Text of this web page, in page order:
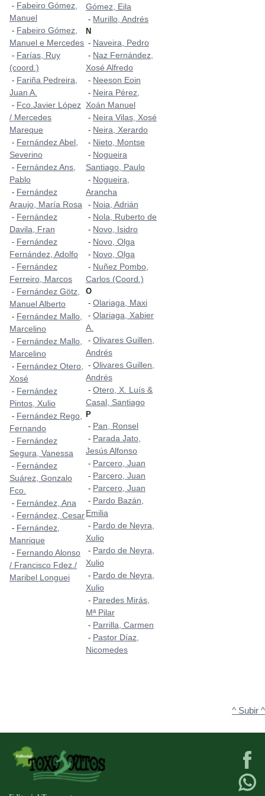
- Fabeiro Gómez,
Manuel
- Fabeiro Gómez,
Manuel e Mercedes
- Farías, Ruy
(coord.)
- Fariña Pedreira,
Juan A.
- Fco.Javier López
/ Mercedes
Mareque
- Fernández Abel,
Severino
- Fernández Ans,
Pablo
- Fernández
Araujo, María Rosa
- Fernández
Davila, Fran
- Fernández
Fernández, Adolfo
- Fernández
Ferreiro, Marcos
- Fernández Götz,
Manuel Alberto
- Fernández Mallo,
Marcelino
- Fernández Mallo,
Marcelino
- Fernández Otero,
Xosé
- Fernández
Pintos, Xulio
- Fernández Rego,
Fernando
- Fernández
Segura, Vanessa
- Fernández
Suárez, Gonzalo
Fco.
- Fernández, Ana
- Fernández, Cesar
- Fernández,
Manrique
- Fernando Alonso
/ Francisco Fdez./
Maribel Longuei
Gómez, Eila
- Murillo, Andrés
N
- Naveira, Pedro
- Naz Fernández,
Xosé Alfredo
- Neeson Eoin
- Neira Pérez,
Xoán Manuel
- Neira Vilas, Xosé
- Neira, Xerardo
- Nieto, Montse
- Nogueira
Santiago, Paulo
- Nogueira,
Arancha
- Noia, Adrián
- Nola, Ruberto de
- Novo, Isidro
- Novo, Olga
- Novo, Olga
- Nuñez Pombo,
Carlos (Coord.)
O
- Olariaga, Maxi
- Olariaga, Xabier
A.
- Olivares Guillen,
Andrés
- Olivares Guillen,
Andrés
- Otero, X. Luís &
Casal, Santiago
P
- Pan, Ronsel
- Parada Jato,
Jesús Alfonso
- Parcero, Juan
- Parcero, Juan
- Parcero, Juan
- Pardo Bazán,
Emilia
- Pardo de Neyra,
Xulio
- Pardo de Neyra,
Xulio
- Pardo de Neyra,
Xulio
- Paredes Mirás,
Mª Pilar
- Parrilla, Carmen
- Pastor Díaz,
Nicomedes
^ Subir ^